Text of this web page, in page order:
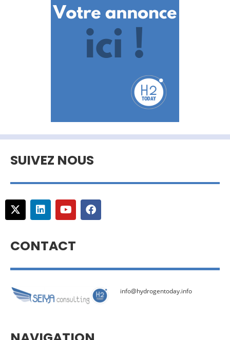
SUIVEZ NOUS
CONTACT
info@hydrogentoday.info